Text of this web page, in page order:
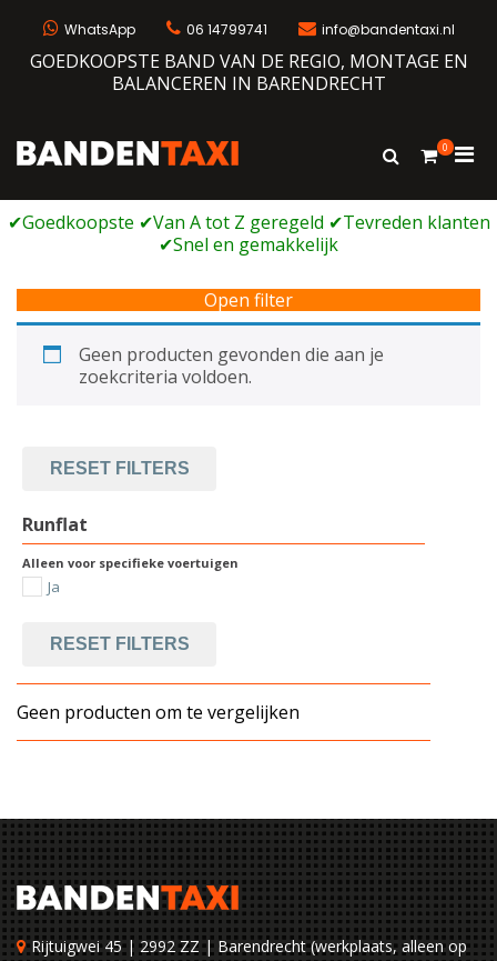
WhatsApp 06 14799741 info@bandentaxi.nl
GOEDKOOPSTE BAND VAN DE REGIO, MONTAGE EN
BALANCEREN IN BARENDRECHT
Bandengarage met eigen webshop
Toon
0
voor
Open filter
Geen producten gevonden die aan je
zoekcriteria voldoen.
RESET FILTERS
Runflat
Alleen voor specifieke voertuigen
Ja
RESET FILTERS
Geen producten om te vergelijken
Rijtuigwei 45 | 2992 ZZ | Barendrecht (werkplaats, alleen op